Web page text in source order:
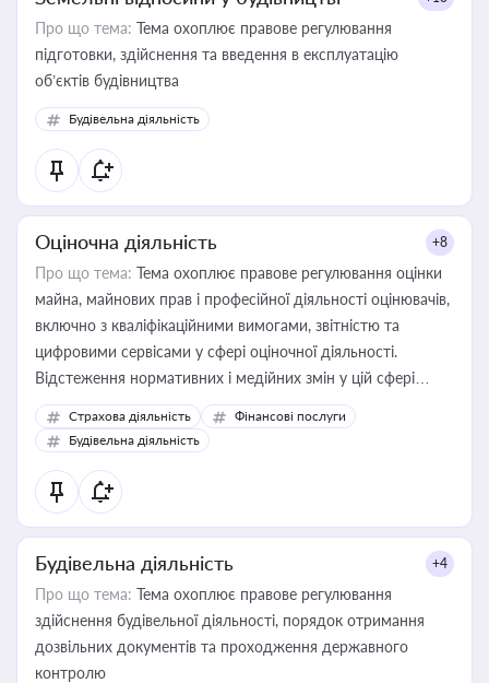
Про що тема: Тема охоплює правове регулювання
підготовки, здійснення та введення в експлуатацію
об’єктів будівництва
Будівельна діяльність
Оціночна діяльність +8
Про що тема: Тема охоплює правове регулювання оцінки
майна, майнових прав і професійної діяльності оцінювачів,
включно з кваліфікаційними вимогами, звітністю та
цифровими сервісами у сфері оціночної діяльності.
Відстеження нормативних і медійних змін у цій сфері
корисне для власника бізнесу, керівника, юриста або
бухгалтера під час оподаткування, приватизації, оренди
державного майна, корпоративних угод і перевірки
статусу суб'єктів оціночної діяльності
Страхова діяльність
Фінансові послуги
Будівельна діяльність
Будівельна діяльність +4
Про що тема: Тема охоплює правове регулювання
здійснення будівельної діяльності, порядок отримання
дозвільних документів та проходження державного
контролю